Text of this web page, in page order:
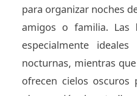
para organizar noches
amigos o familia. Las
especialmente
nocturnas, mientras
ofrecen cielos oscuros